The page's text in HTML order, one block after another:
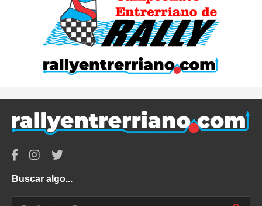
Buscar algo...